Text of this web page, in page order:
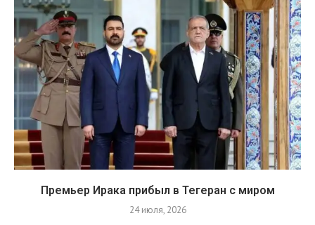
Премьер Ирака прибыл в Тегеран с миром
24 июля, 2026